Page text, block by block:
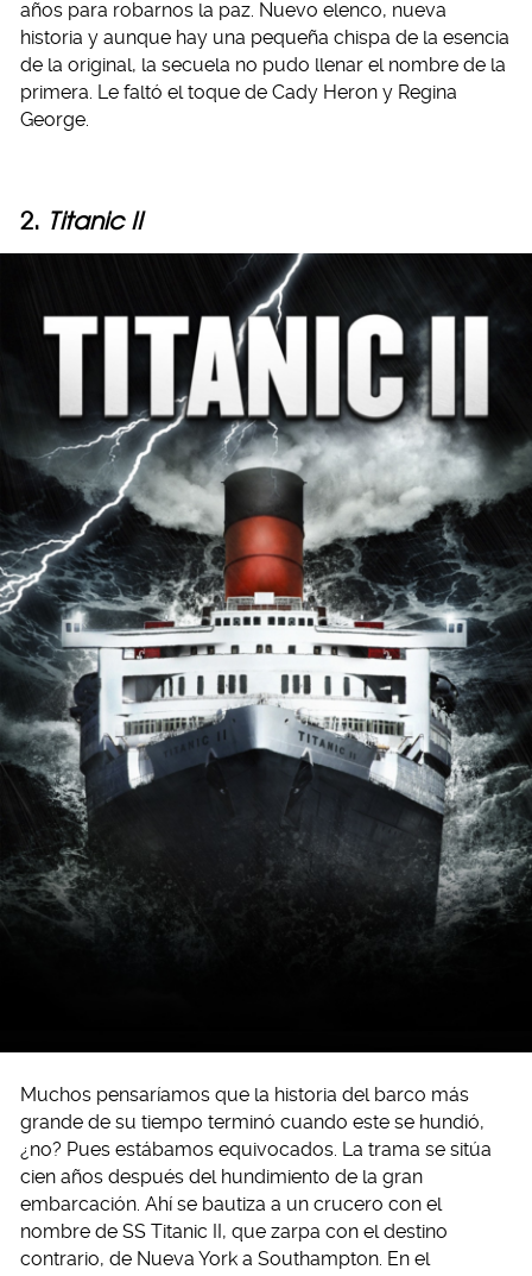
años para robarnos la paz. Nuevo elenco, nueva
historia y aunque hay una pequeña chispa de la esencia
de la original, la secuela no pudo llenar el nombre de la
primera. Le faltó el toque de Cady Heron y Regina
George.
2. Titanic II
Muchos pensaríamos que la historia del barco más
grande de su tiempo terminó cuando este se hundió,
¿no? Pues estábamos equivocados. La trama se sitúa
cien años después del hundimiento de la gran
embarcación. Ahí se bautiza a un crucero con el
nombre de SS Titanic II, que zarpa con el destino
contrario, de Nueva York a Southampton. En el